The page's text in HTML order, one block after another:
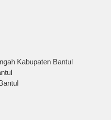
Kabupaten Bantul